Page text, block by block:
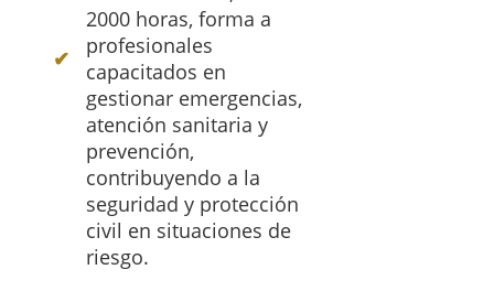
2000 horas, forma a
profesionales
capacitados en
gestionar emergencias,
atención sanitaria y
prevención,
contribuyendo a la
seguridad y protección
civil en situaciones de
riesgo.